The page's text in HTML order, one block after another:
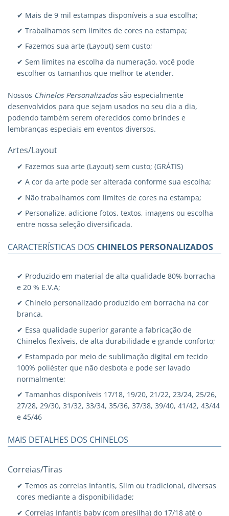
✔ Mais de 9 mil estampas disponíveis a sua escolha;
✔ Trabalhamos sem limites de cores na estampa;
✔ Fazemos sua arte (Layout) sem custo;
✔ Sem limites na escolha da numeração, você pode
escolher os tamanhos que melhor te atender.
Nossos Chinelos Personalizadossão especialmente
desenvolvidos para que sejam usados no seu dia a dia,
podendo também serem oferecidos como brindes e
lembranças especiais em eventos diversos.
Artes/Layout
✔ Fazemos sua arte (Layout) sem custo; (GRÁTIS)
✔ A cor da arte pode ser alterada conforme sua escolha;
✔ Não trabalhamos com limites de cores na estampa;
✔ Personalize, adicione fotos, textos, imagens ou escolha
entre nossa seleção diversificada.
CARACTERÍSTICAS DOS CHINELOS PERSONALIZADOS
✔ Produzido em material de alta qualidade 80% borracha
e 20 % E.V.A;
✔ Chinelo personalizado produzido em borracha na cor
branca.
✔ Essa qualidade superior garante a fabricação de
Chinelos flexíveis, de alta durabilidade e grande conforto;
✔ Estampado por meio de sublimação digital em tecido
100% poliéster que não desbota e pode ser lavado
normalmente;
✔ Tamanhos disponíveis 17/18, 19/20, 21/22, 23/24, 25/26,
27/28, 29/30, 31/32, 33/34, 35/36, 37/38, 39/40, 41/42, 43/44
e 45/46
MAIS DETALHES DOS CHINELOS
Correias/Tiras
✔ Temos as correias Infantis, Slim ou tradicional, diversas
cores mediante a disponibilidade;
✔ Correias Infantis baby (com presilha) do 17/18 até o